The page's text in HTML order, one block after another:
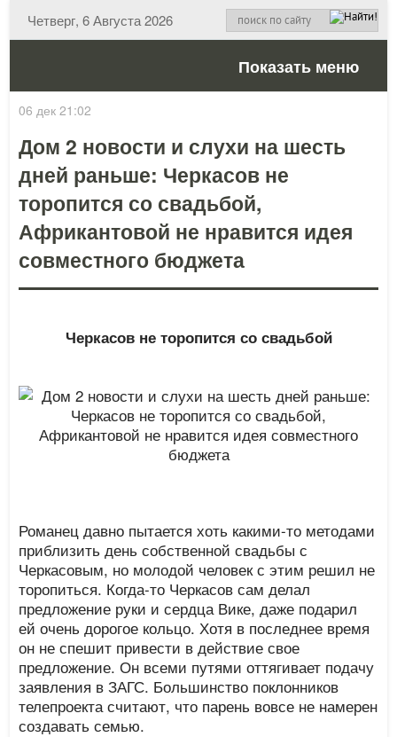
Четверг, 6 Августа 2026
Показать меню
06 дек 21:02
Дом 2 новости и слухи на шесть
дней раньше: Черкасов не
торопится со свадьбой,
Африкантовой не нравится идея
совместного бюджета
Черкасов не торопится со свадьбой
Романец давно пытается хоть какими-то методами
приблизить день собственной свадьбы с
Черкасовым, но молодой человек с этим решил не
торопиться. Когда-то Черкасов сам делал
предложение руки и сердца Вике, даже подарил
ей очень дорогое кольцо. Хотя в последнее время
он не спешит привести в действие свое
предложение. Он всеми путями оттягивает подачу
заявления в ЗАГС. Большинство поклонников
телепроекта считают, что парень вовсе не намерен
создавать семью.